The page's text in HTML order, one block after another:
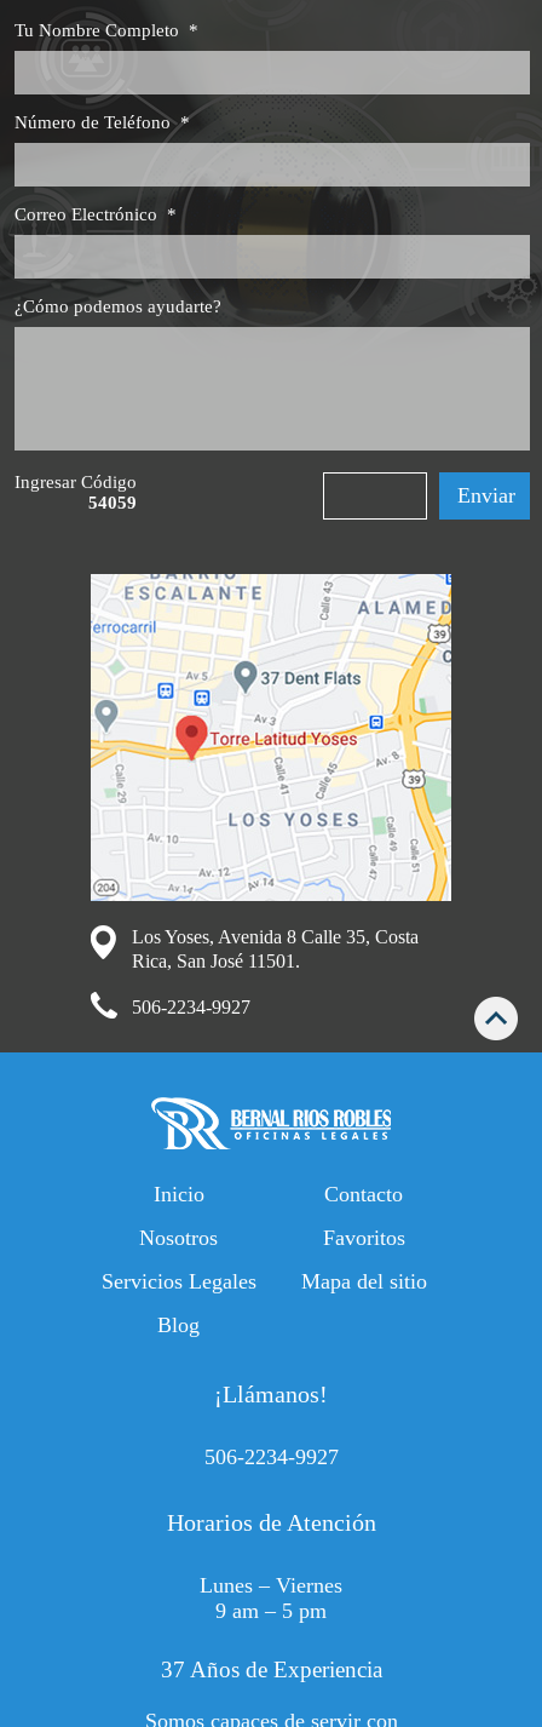
*
Tu Nombre Completo
*
Número de Teléfono
*
Correo Electrónico
¿Cómo podemos ayudarte?
Ingresar Código
54059
Los Yoses, Avenida 8 Calle 35, Costa
Rica, San José 11501.
506-2234-9927
Inicio
Nosotros
Servicios Legales
Blog
Contacto
Favoritos
Mapa del sitio
¡Llámanos!
506-2234-9927
Horarios de Atención
Lunes – Viernes
9 am – 5 pm
37 Años de Experiencia
Somos capaces de servir con